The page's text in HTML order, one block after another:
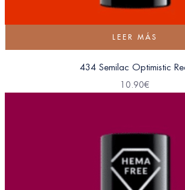
LEER MÁS
434 Semilac Optimistic
10.90€